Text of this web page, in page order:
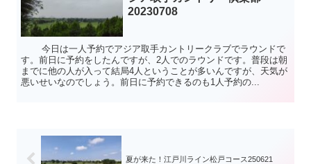
20230708
今日は一人予約でアジア取手カントリークラブでラウンドで
す。前日に予約をしたんですが、2人でのラウンドです。普段は朝
までに他の人が入って結局4人ということが多いんですが、天気が
悪いせいなのでしょう。前日に予約できるのも1人予約の...
夏が来た！江戸川ライン松戸コース250621